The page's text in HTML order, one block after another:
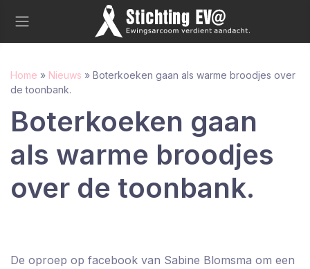
Home » Nieuws » Boterkoeken gaan als warme broodjes over
de toonbank.
Boterkoeken gaan
als warme broodjes
over de toonbank.
De oproep op facebook van Sabine Blomsma om een